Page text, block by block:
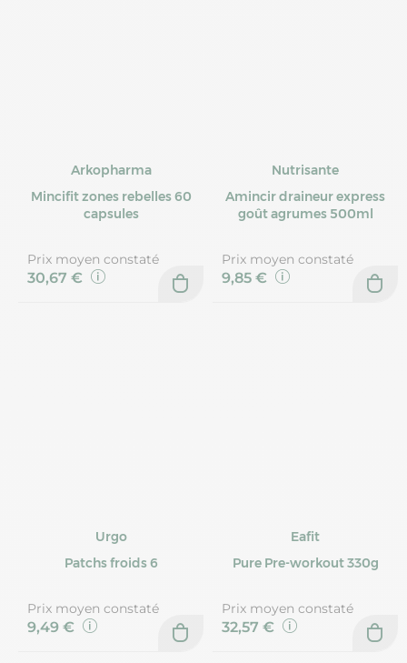
Arkopharma
Mincifit zones rebelles 60
capsules
Prix moyen constaté
30,67 €
Nutrisante
Amincir draineur express
goût agrumes 500ml
Prix moyen constaté
9,85 €
Urgo
Patchs froids 6
Prix moyen constaté
9,49 €
Eafit
Pure Pre-workout 330g
Prix moyen constaté
32,57 €